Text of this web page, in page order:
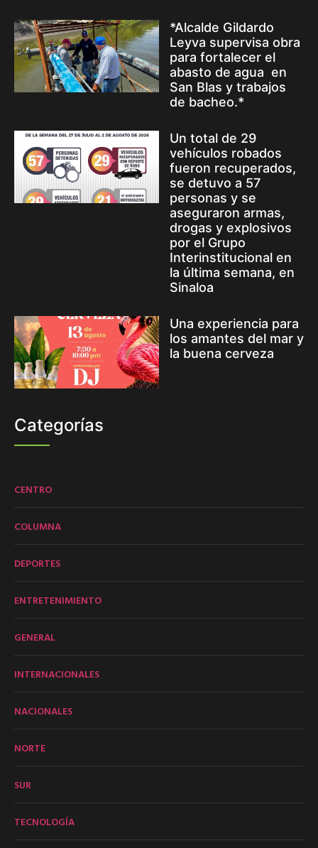
*Alcalde Gildardo
Leyva supervisa obra
para fortalecer el
abasto de agua en
San Blas y trabajos
de bacheo.*
Un total de 29
vehículos robados
fueron recuperados,
se detuvo a 57
personas y se
aseguraron armas,
drogas y explosivos
por el Grupo
Interinstitucional en
la última semana, en
Sinaloa
Una experiencia para
los amantes del mar y
la buena cerveza
Categorías
CENTRO
COLUMNA
DEPORTES
ENTRETENIMIENTO
GENERAL
INTERNACIONALES
NACIONALES
NORTE
SUR
TECNOLOGÍA